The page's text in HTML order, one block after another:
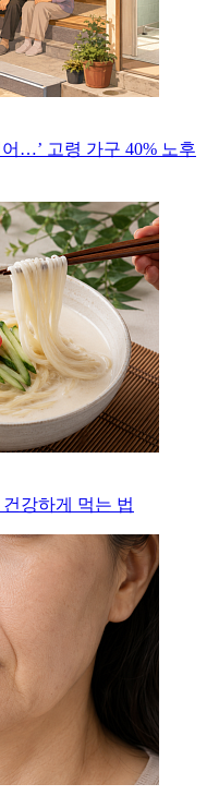
…’ 고령 가구 40% 노후
강하게 먹는 법